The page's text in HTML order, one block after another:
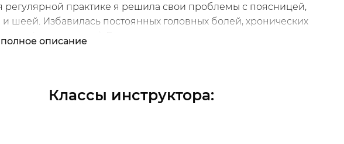
регулярной практике я решила свои проблемы с поясницей,
шеей. Избавилась постоянных головных болей, хронических
тела :). Буду очень рада делиться с вами знанием,
полное описание
Классы инструктора: